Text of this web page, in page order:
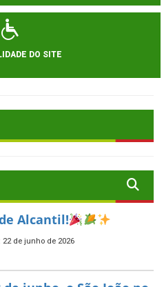
DO SITE
Alcantil!
22 de junho de 2026